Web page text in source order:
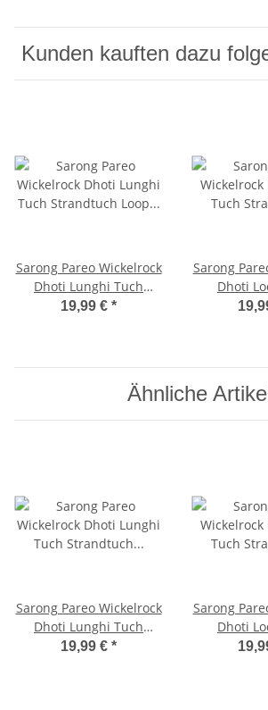
Kunden kauften dazu
Sarong Pareo Wickelrock
Dhoti Lunghi Tuch
Strandtuch Loop Elefant
19,99 € *
Sarong
Dhoti
Ähnliche
Sarong Pareo Wickelrock
Dhoti Lunghi Tuch
Strandtuch
19,99 € *
Sarong
Dhoti